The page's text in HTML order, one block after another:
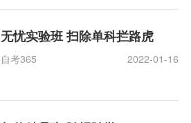
无忧实验班 扫除单科拦路虎
自考365 2022-01-16